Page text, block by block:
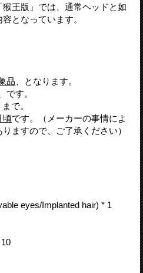
王版」では、通常ヘッドと如
となっています。
品 、となります。
、です。
まで。
頃です。（メーカーの事情によ
ますので、ご了承ください）
eyes/Implanted hair) * 1